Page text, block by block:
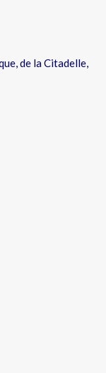
de la Citadelle,